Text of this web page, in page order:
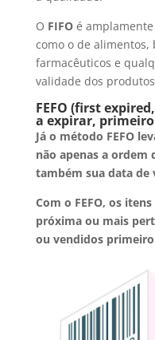
O FIFO é
como o de
farmacêuticos e
validade dos
FEFO (first
a expirar,
Já o método FEFO
não apenas a ordem
também sua data de
Com o FEFO, os
próxima ou mais
ou vendidos